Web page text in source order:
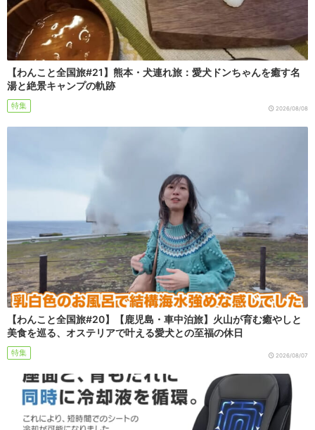
【わんこと全国旅#21】熊本・犬連れ旅：愛犬ドンちゃんを癒す名
湯と絶景キャンプの軌跡
特集 2026/08/08
【わんこと全国旅#20】【鹿児島・車中泊旅】火山が育む癒やしと
美食を巡る、オステリアで叶える愛犬との至福の休日
特集 2026/08/07